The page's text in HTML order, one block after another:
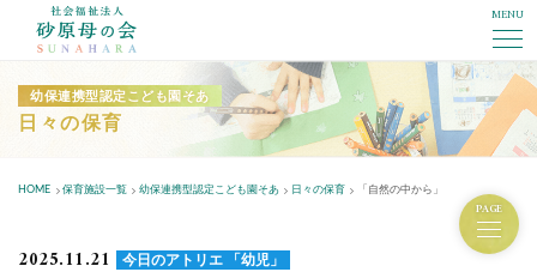
MENU
幼保連携型認定こども園そあ
日々の保育
HOME 保育施設一覧 幼保連携型認定こども園そあ 日々の保育 「自然の中から」
PAGE
2025.11.21 今日のアトリエ 「幼児」